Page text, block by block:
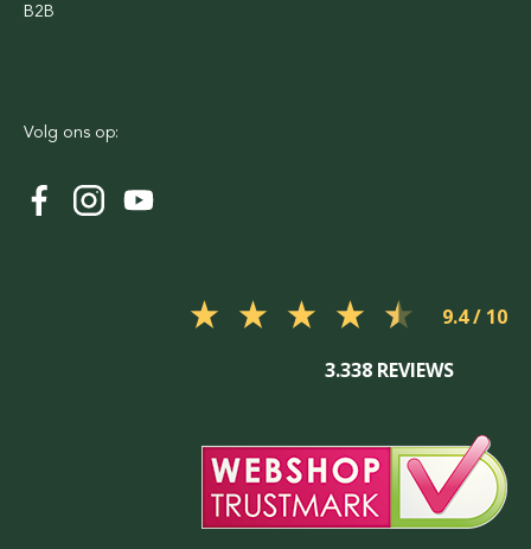
B2B
Volg ons op:
9.4
3.338 REVIEWS